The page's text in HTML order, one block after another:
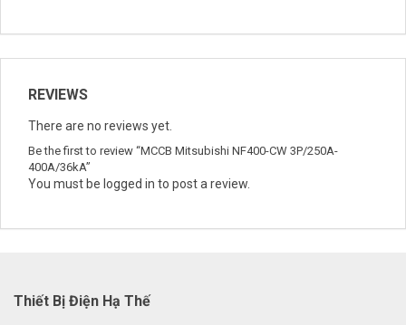
REVIEWS
There are no reviews yet.
Be the first to review “MCCB Mitsubishi NF400-CW 3P/250A-
400A/36kA”
You must be logged in to post a review.
Thiết Bị Điện Hạ Thế